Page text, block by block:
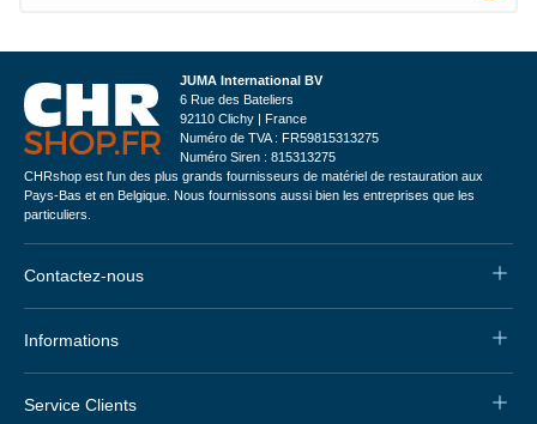
JUMA International BV
6 Rue des Bateliers
92110 Clichy | France
Numéro de TVA : FR59815313275
Numéro Siren : 815313275
CHRshop est l'un des plus grands fournisseurs de matériel de restauration aux
Pays-Bas et en Belgique. Nous fournissons aussi bien les entreprises que les
particuliers.
Contactez-nous
Informations
Service Clients